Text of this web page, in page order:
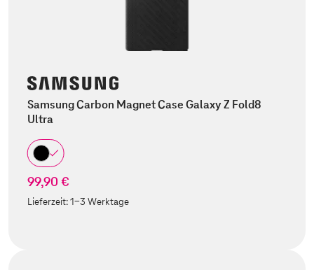
Samsung Carbon Magnet Case Galaxy Z Fold8
Ultra
99,90 €
Lieferzeit:1-3 Werktage